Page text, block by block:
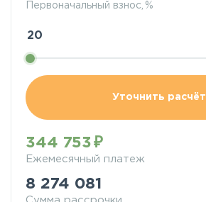
Первоначальный взнос, %
Уточнить расчёт
344 753
Ежемесячный платеж
8 274 081